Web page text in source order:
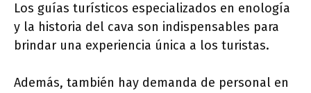
Los guías turísticos especializados en enología
y la historia del cava son indispensables para
brindar una experiencia única a los turistas.
Además, también hay demanda de personal en